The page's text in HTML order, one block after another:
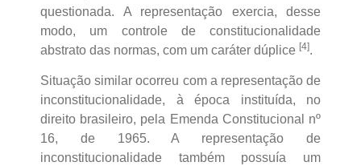
questionada. A representação exercia, desse
modo, um controle de constitucionalidade
abstrato das normas, com um caráter dúplice [4].
Situação similar ocorreu com a representação de
inconstitucionalidade, à época instituída, no
direito brasileiro, pela Emenda Constitucional nº
16, de 1965. A representação de
inconstitucionalidade também possuía um